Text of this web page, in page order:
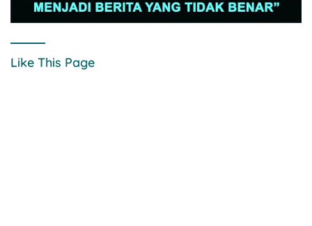
Like This Page